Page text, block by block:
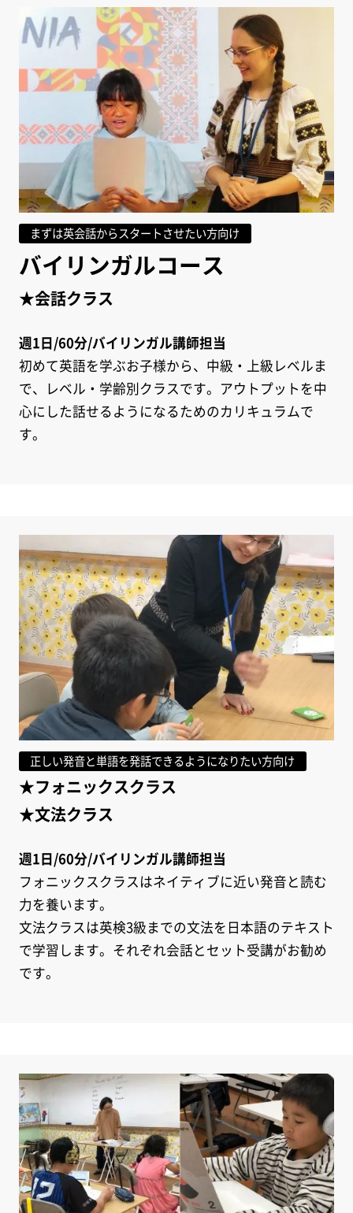
まずは英会話からスタートさせたい方向け
バイリンガルコース
★会話クラス
週1日/60分/バイリンガル講師担当
初めて英語を学ぶお子様から、中級・上級レベルま
で、レベル・学齢別クラスです。アウトプットを中
心にした話せるようになるためのカリキュラムで
す。
正しい発音と単語を発話できるようになりたい方向け
★フォニックスクラス
★文法クラス
週1日/60分/バイリンガル講師担当
フォニックスクラスはネイティブに近い発音と読む
力を養います。
文法クラスは英検3級までの文法を日本語のテキスト
で学習します。それぞれ会話とセット受講がお勧め
です。